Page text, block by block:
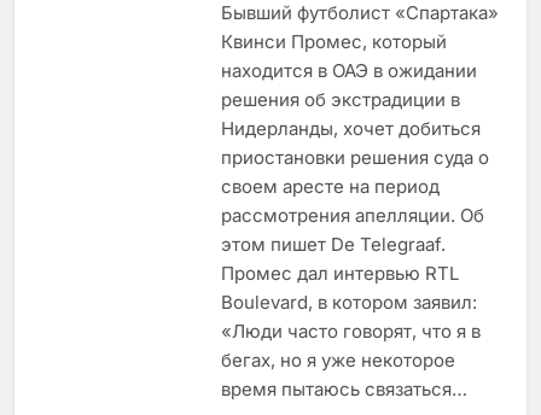
Бывший футболист «Спартака»
Квинси Промес, который
находится в ОАЭ в ожидании
решения об экстрадиции в
Нидерланды, хочет добиться
приостановки решения суда о
своем аресте на период
рассмотрения апелляции. Об
этом пишет De Telegraaf.
Промес дал интервью RTL
Boulevard, в котором заявил:
«Люди часто говорят, что я в
бегах, но я уже некоторое
время пытаюсь связаться…